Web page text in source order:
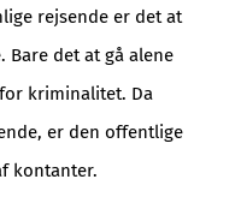
rejsende er det at
det at gå alene
kriminalitet. Da
er den offentlige
kontanter.